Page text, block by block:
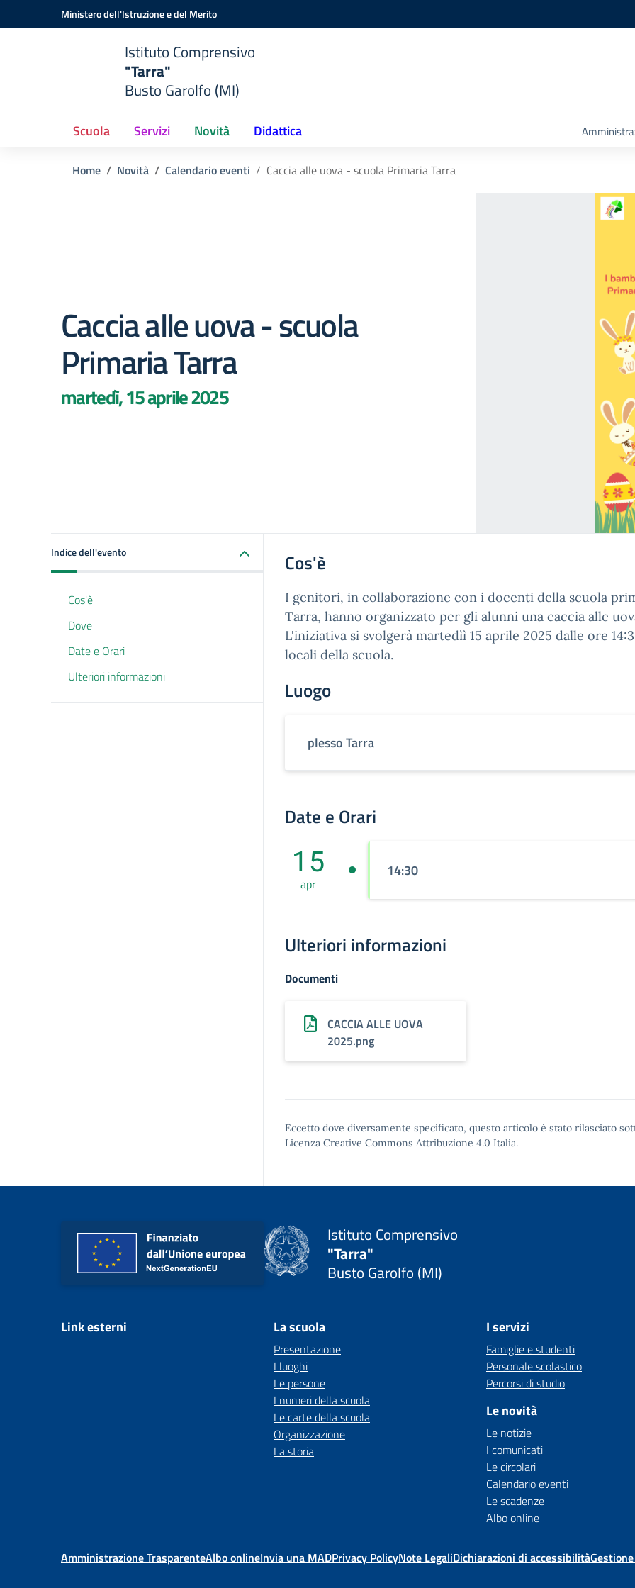
Vai ai contenuti
Vai al menu di navigazioneMinistero dell'Istruzione e del Merito
Istituto Comprensivo
"Tarra"
Busto Garolfo (MI)
Scuola Servizi Novità Didattica
Home Novità Calendario eventi Caccia alle uova - scuola Primaria Tarra
Caccia alle uova - scuola
Primaria Tarra
martedì, 15 aprile 2025
Indice dell'evento
Cos'è
Dove
Date e Orari
Ulteriori informazioni
Cos'è
I genitori, in collaborazione con i docenti della scuola
Tarra, hanno organizzato per gli alunni una caccia alle
L'iniziativa si svolgerà martedìì 15 aprile 2025 dalle ore
locali della scuola.
Luogo
plesso Tarra
Date e Orari
15
apr
14:30
Ulteriori informazioni
Documenti
CACCIA ALLE UOVA
2025.png
Eccetto dove diversamente specificato, questo articolo è stato rilasciato
Licenza Creative Commons Attribuzione 4.0 Italia.
Istituto Comprensivo
"Tarra"
Busto Garolfo (MI)
Link esterni La scuola
Presentazione
I luoghi
Le persone
I numeri della scuola
Le carte della scuola
Organizzazione
La storia
I servizi
Famiglie e studenti
Personale scolastico
Percorsi di studio
Le novità
Le notizie
I comunicati
Le circolari
Calendario eventi
Le scadenze
Albo online
Amministrazione TrasparenteAlbo onlineInvia una MADPrivacy PolicyNote LegaliDichiarazioni di accessibilità